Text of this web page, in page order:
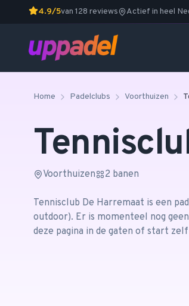
4.9/5van 128 reviews Actief in heel
Home Padelclubs Voorthuizen
Voorthuizen 2 banen
Tennisclub De Harremaat is een
outdoor). Er is momenteel nog
deze pagina in de gaten of start